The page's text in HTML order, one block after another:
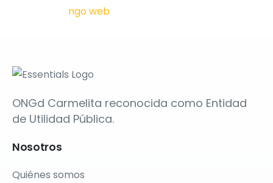
ONGd Carmelita reconocida como Entidad
de Utilidad Pública.
Nosotros
Quiénes somos